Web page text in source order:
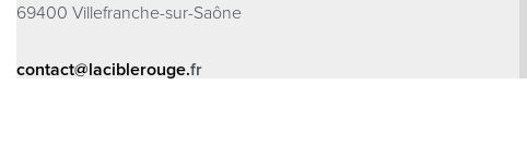
69400 Villefranche-sur-Saône
contact@laciblerouge.fr